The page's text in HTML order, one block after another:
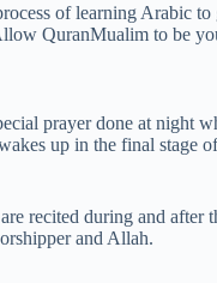
of learning Arabic
QuranMualim to be
prayer done at night
up in the final stage
recited during and after
and Allah.